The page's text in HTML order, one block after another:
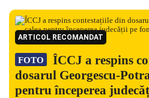
ARTICOL RECOMANDAT
FOTO
ÎCCJ a respins
dosarul Georgescu-
pentru începerea